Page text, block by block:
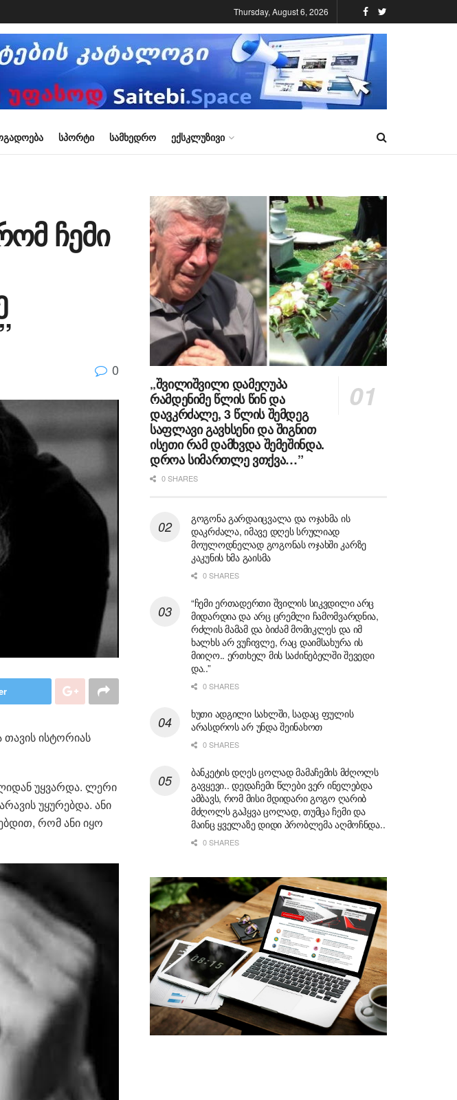
Thursday, August 6, 2026
ᲡᲞᲝᲠᲢᲘ ᲡᲐᲛᲮᲔᲓᲠᲝ ᲔᲥᲡᲙᲚᲣᲖᲘᲕᲘ
ჩემი
0
თავის ისტორიას
უყვარდა. ლერი
უყურებდა. ანი
რომ ანი იყო
„შვილიშვილი დამეღუპა
რამდენიმე წლის წინ და
დავკრძალე, 3 წლის შემდეგ
საფლავი გავხსენი და შიგნით
ისეთი რამ დამხვდა შემეშინდა.
დროა სიმართლე ვთქვა…”
0 SHARES
გოგონა გარდაიცვალა და ოჯახმა ის
დაკრძალა, იმავე დღეს სრულიად
მოულოდნელად გოგონას ოჯახში კარზე
კაკუნის ხმა გაისმა
0 SHARES
“ჩემი ერთადერთი შვილის სიკვდილი არც
მიდარდია და არც ცრემლი ჩამომვარდნია,
რძლის მამამ და ბიძამ მომიკლეს და იმ
ხალხს არ ვუჩივლე, რაც დაიმსახურა ის
მიიღო.. ერთხელ მის საძინებელში შევედი
და..”
0 SHARES
ხუთი ადგილი სახლში, სადაც ფულის
არასდროს არ უნდა შეინახოთ
0 SHARES
ბანკეტის დღეს ცოლად მამაჩემის მძღოლს
გავყევი.. დედაჩემი წლები ვერ ინელებდა
ამბავს, რომ მისი მდიდარი გოგო ღარიბ
მძღოლს გაჰყვა ცოლად, თუმცა ჩემი და
მაინც ყველაზე დიდი პრობლემა აღმოჩნდა..
0 SHARES